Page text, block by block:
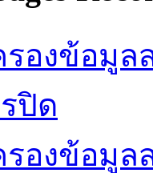
องข้อมูล
ปิด
องข้อมูล